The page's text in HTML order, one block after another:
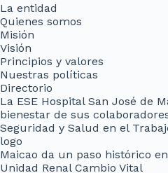
La entidad
Quienes somos
Misión
Visión
Principios y valores
Nuestras políticas
Directorio
La ESE Hospital San José de
bienestar de sus
Seguridad y Salud en el
logo
Maicao da un paso histórico
Unidad Renal Cambio Vital